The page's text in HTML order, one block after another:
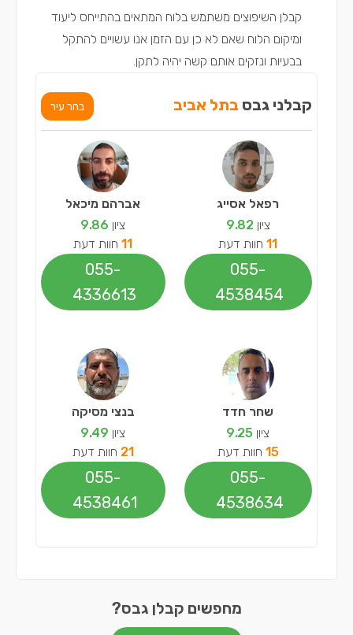
קבלן השיפוצים משתמש בלוח המתאים בהתייחס ליעוד
ומיקום הלוח שאם לא כן עם הזמן אנו עשויים להתקל
בבעיות ונזקים אותם קשה יהיה לתקן.
קבלני גבס בתל אביב בחר עיר
רפאל אסייג
ציון 9.82
11חוות דעת
055-
4538454
שחר חדד
ציון 9.25
15 חוות דעת
055-
4538634
אברהם מיכאל
ציון 9.86
11חוות דעת
055-
4336613
בנצי מסיקה
ציון 9.49
21 חוות דעת
055-
4538461
מחפשים קבלן גבס?